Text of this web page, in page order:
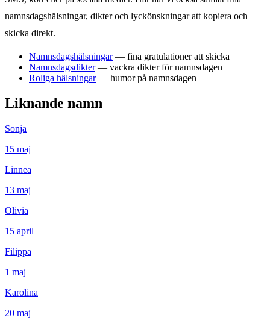
namnsdagshälsningar, dikter och lyckönskningar att kopiera och
skicka direkt.
Namnsdagshälsningar — fina gratulationer att skicka
Namnsdagsdikter— vackra dikter för namnsdagen
Roliga hälsningar— humor på namnsdagen
Liknande namn
Sonja
15 maj
Linnea
13 maj
Olivia
15 april
Filippa
1 maj
Karolina
20 maj